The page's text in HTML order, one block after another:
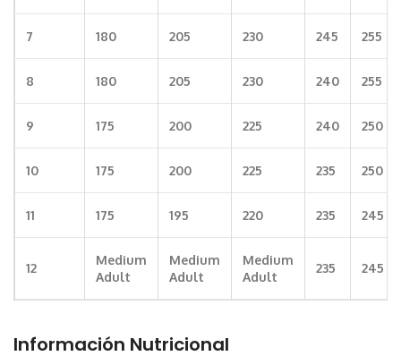
7 180 205 230 245 255
8 180 205 230 240 255
9 175 200 225 240 250
10 175 200 225 235 250
11 175 195 220 235 245
12
Medium
Adult
Medium
Adult
Medium
Adult
235 245
Información Nutricional